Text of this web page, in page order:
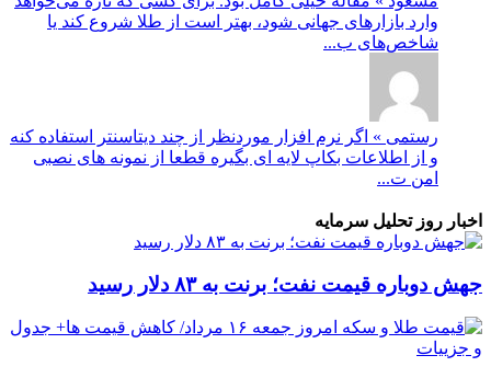
وارد بازارهای جهانی شود، بهتر است از طلا شروع کند یا
شاخص‌های ب...
رستمی » اگر نرم افزار موردنظر از چند دیتاسنتر استفاده کنه
و از اطلاعات بکاپ لایه ای بگیره قطعا از نمونه های نصبی
امن ت...
اخبار روز تحلیل سرمایه
جهش دوباره قیمت نفت؛ برنت به ۸۳ دلار رسید